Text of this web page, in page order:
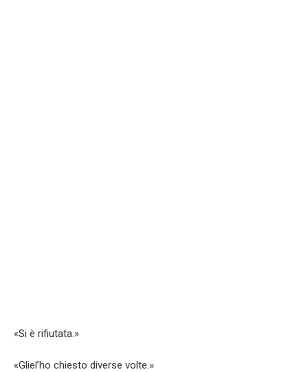
«Si è rifiutata.»
«Gliel’ho chiesto diverse volte.»